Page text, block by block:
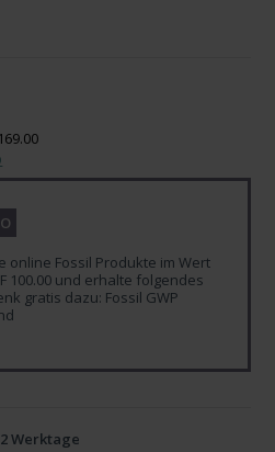
online Fossil Produkte im Wert
100.00 und erhalte folgendes
gratis dazu: Fossil GWP
Werktage